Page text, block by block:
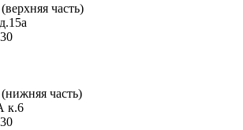
часть)
часть)
к.6